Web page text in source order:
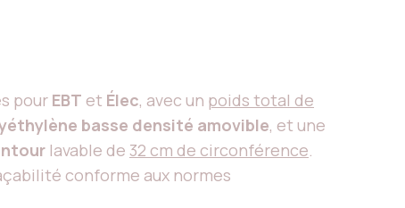
pour EBT et Élec, avec un poids total de
basse densité amovible, et une
lavable de 32 cm de circonférence.
conforme aux normes